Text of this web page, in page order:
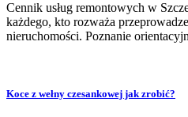
Cennik usług remontowych w
każdego, kto rozważa
nieruchomości. Poznanie
Koce z wełny czesankowej jak zrobić?